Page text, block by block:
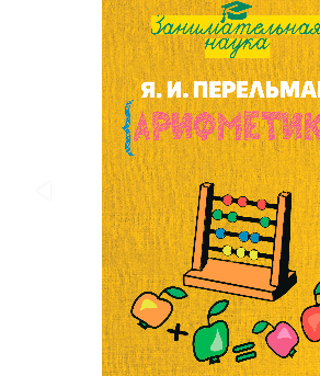
будущего
Публицистика
Тайное и
непознанное
Философия
Военная
история
Конспирология